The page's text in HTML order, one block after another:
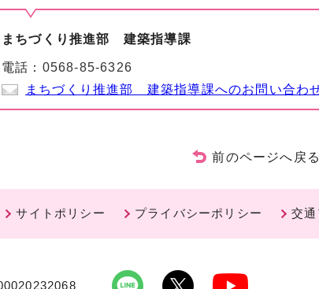
まちづくり推進部 建築指導課
電話： 0568-85-6326
まちづくり推進部 建築指導課へのお問い合わ
前のページへ戻る
サイトポリシー プライバシーポリシー 交通